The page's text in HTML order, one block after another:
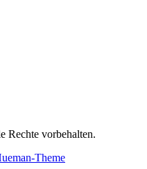
Rechte vorbehalten.
Theme